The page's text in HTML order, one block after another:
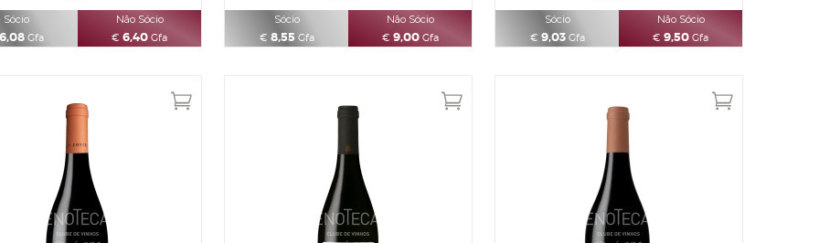
Sócio
6,08 Gfa
Não Sócio
€ 6,40 Gfa
Sócio
€ 8,55 Gfa
Não Sócio
€ 9,00 Gfa
Sócio
€ 9,03 Gfa
Não Sócio
€ 9,50 Gfa